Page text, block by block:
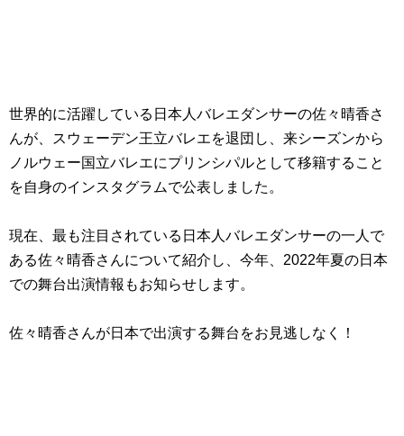
世界的に活躍している日本人バレエダンサーの佐々晴香さ
んが、スウェーデン王立バレエを退団し、来シーズンから
ノルウェー国立バレエにプリンシパルとして移籍すること
を自身のインスタグラムで公表しました。
現在、最も注目されている日本人バレエダンサーの一人で
ある佐々晴香さんについて紹介し、今年、2022年夏の日本
での舞台出演情報もお知らせします。
佐々晴香さんが日本で出演する舞台をお見逃しなく！